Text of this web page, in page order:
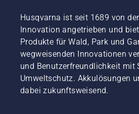
Husqvarna ist seit 1689 von
Innovation angetrieben und
Produkte für Wald, Park und
wegweisenden Innovationen
und Benutzerfreundlichkeit mit
Umweltschutz. Akkulösungen
dabei zukunftsweisend.